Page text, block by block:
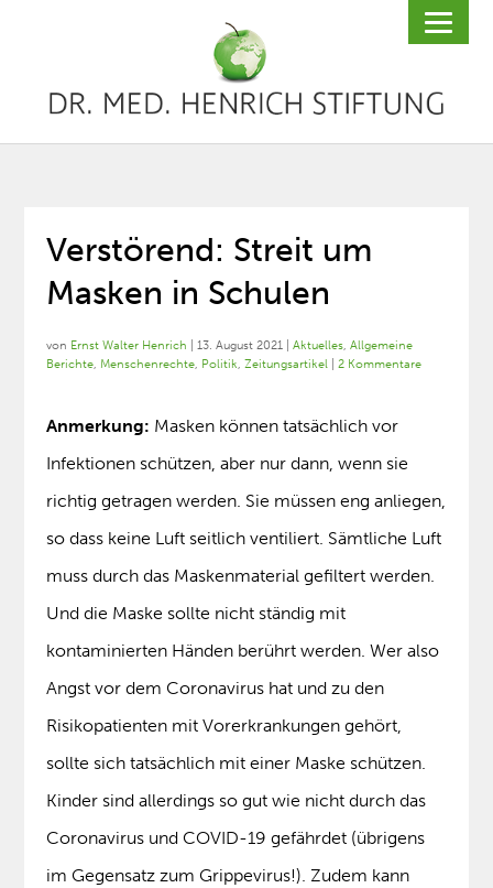
Verstörend: Streit um
Masken in Schulen
von Ernst Walter Henrich |13. August 2021 |Aktuelles,Allgemeine
Berichte, Menschenrechte, Politik,Zeitungsartikel |2 Kommentare
Anmerkung: Masken können tatsächlich vor
Infektionen schützen, aber nur dann, wenn sie
richtig getragen werden. Sie müssen eng anliegen,
so dass keine Luft seitlich ventiliert. Sämtliche Luft
muss durch das Maskenmaterial gefiltert werden.
Und die Maske sollte nicht ständig mit
kontaminierten Händen berührt werden. Wer also
Angst vor dem Coronavirus hat und zu den
Risikopatienten mit Vorerkrankungen gehört,
sollte sich tatsächlich mit einer Maske schützen.
Kinder sind allerdings so gut wie nicht durch das
Coronavirus und COVID-19 gefährdet (übrigens
im Gegensatz zum Grippevirus!). Zudem kann